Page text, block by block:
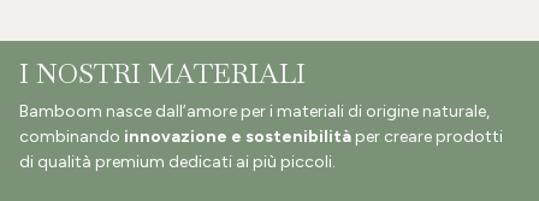
I NOSTRI MATERIALI
Bamboom nasce dall’amore per i materiali di origine naturale,
combinando innovazione e sostenibilità per creare prodotti
di qualità premium dedicati ai più piccoli.